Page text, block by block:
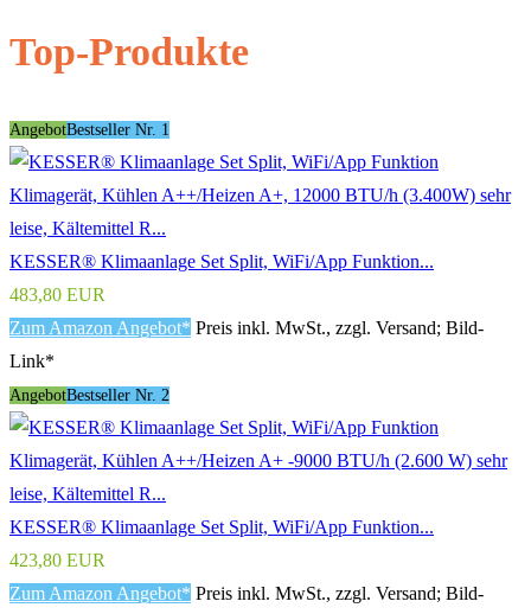
Top-Produkte
AngebotBestseller Nr. 1
KESSER® Klimaanlage Set Split, WiFi/App Funktion...
483,80 EUR
Zum Amazon Angebot* Preis inkl. MwSt., zzgl. Versand; Bild-
Link*
AngebotBestseller Nr. 2
KESSER® Klimaanlage Set Split, WiFi/App Funktion...
423,80 EUR
Zum Amazon Angebot* Preis inkl. MwSt., zzgl. Versand; Bild-